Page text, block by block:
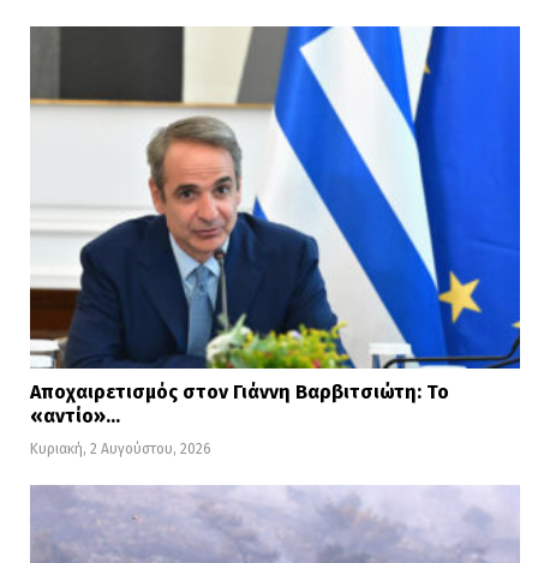
Αποχαιρετισμός στον Γιάννη Βαρβιτσιώτη: Το
«αντίο»…
Κυριακή, 2 Αυγούστου, 2026